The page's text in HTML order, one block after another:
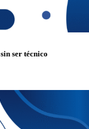
ser técnico